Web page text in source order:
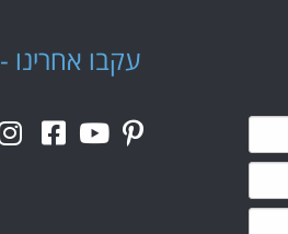
עקבו אחרינו -